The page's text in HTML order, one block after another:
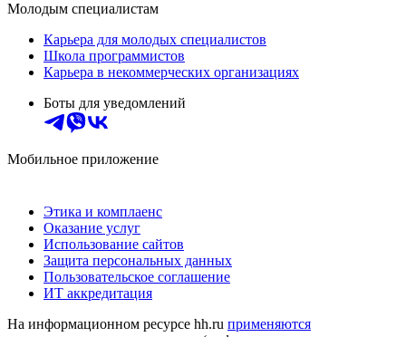
Молодым специалистам
Карьера для молодых специалистов
Школа программистов
Карьера в некоммерческих организациях
Боты для уведомлений
Мобильное приложение
Этика и комплаенс
Оказание услуг
Использование сайтов
Защита персональных данных
Пользовательское соглашение
ИТ аккредитация
На информационном ресурсе hh.ru применяются